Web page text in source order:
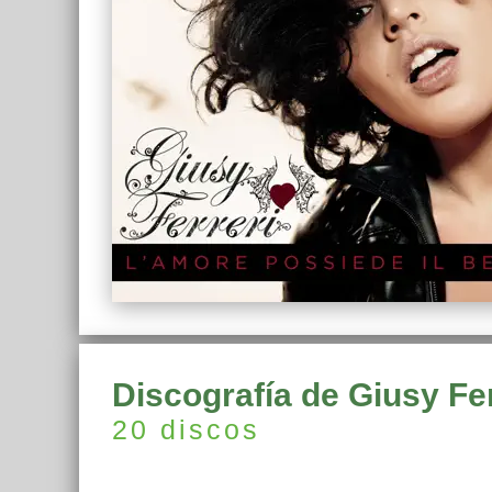
Discografía de Giusy
20 discos